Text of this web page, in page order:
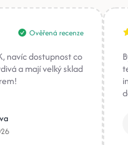
Ověřená recenze
navíc dostupnost co
a mají velký sklad